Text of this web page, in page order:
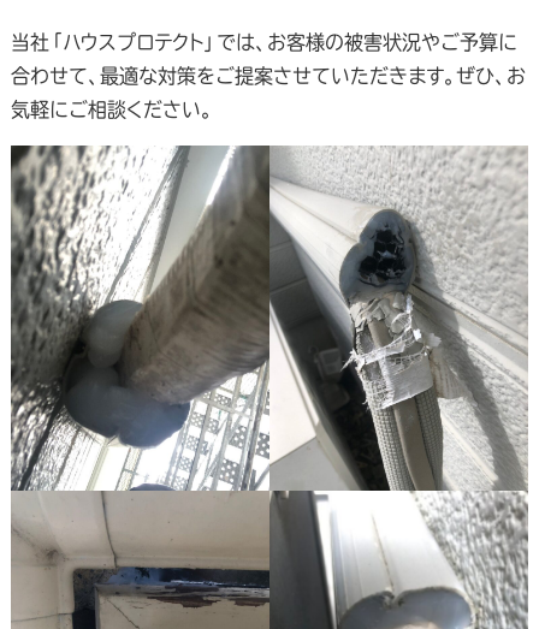
当社「ハウスプロテクト」では、お客様の被害状況やご予算に
合わせて、最適な対策をご提案させていただきます。ぜひ、お
気軽にご相談ください。